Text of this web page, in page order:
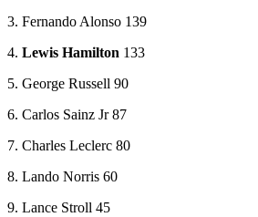
3. Fernando Alonso 139
4. Lewis Hamilton 133
5. George Russell 90
6. Carlos Sainz Jr 87
7. Charles Leclerc 80
8. Lando Norris 60
9. Lance Stroll 45